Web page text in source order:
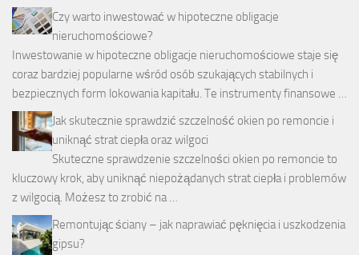
Czy warto inwestować w hipoteczne obligacje
nieruchomościowe?
Inwestowanie w hipoteczne obligacje nieruchomościowe staje się
coraz bardziej popularne wśród osób szukających stabilnych i
bezpiecznych form lokowania kapitału. Te instrumenty finansowe …
Jak skutecznie sprawdzić szczelność okien po remoncie i
uniknąć strat ciepła oraz wilgoci
Skuteczne sprawdzenie szczelności okien po remoncie to
kluczowy krok, aby uniknąć niepożądanych strat ciepła i problemów
z wilgocią. Możesz to zrobić na …
Remontując ściany – jak naprawiać pęknięcia i uszkodzenia
gipsu?